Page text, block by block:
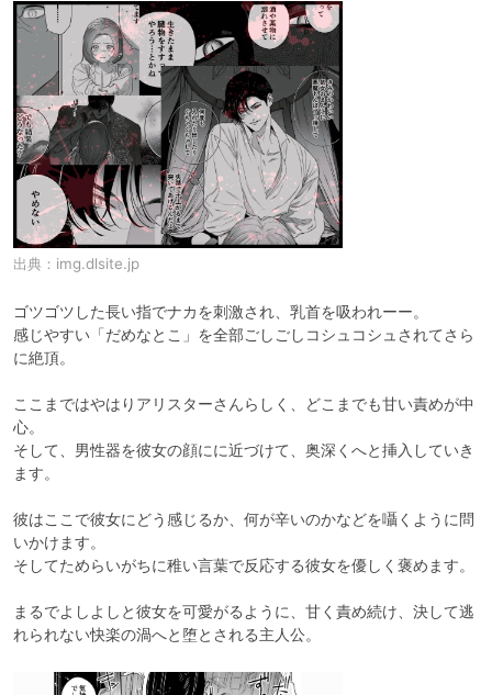
出典： img.dlsite.jp
ゴツゴツした長い指でナカを刺激され、乳首を吸われーー。
感じやすい「だめなとこ」を全部ごしごしコシュコシュされてさら
に絶頂。
ここまではやはりアリスターさんらしく、どこまでも甘い責めが中
心。
そして、男性器を彼女の顔にに近づけて、奥深くへと挿入していき
ます。
彼はここで彼女にどう感じるか、何が辛いのかなどを囁くように問
いかけます。
そしてためらいがちに稚い言葉で反応する彼女を優しく褒めます。
まるでよしよしと彼女を可愛がるように、甘く責め続け、決して逃
れられない快楽の渦へと堕とされる主人公。